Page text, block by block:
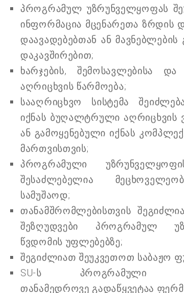
პროგრამულ უზრუნველყოფას
ინფორმაცია მცენარეთა ზრდის
დაავადებებთან ან
დაკავშირებით;
ხარჯების, შემოსავლებისა და
აღრიცხვის წარმოება;
სააღრიცხვო სისტემა
იქნას ბუღალტრული აღრიცხვის
ან გამოყენებული იქნას
მართვისთვის;
პროგრამული
შესაძლებელია
სამუშაოდ;
თანამშრომლებისთვის
შეზღუდვები პროგრამულ
წვდომის უფლებებზე;
შეგიძლიათ შეუკვეთოთ საბაჟო
SU-ს პროგრამული
თანამედროვე გადაწყვეტაა